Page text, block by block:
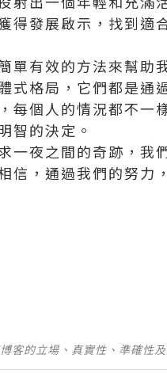
得發展啟示，找到適
單有效的方法來幫助
式格局，它們都是通
每個人的情況都不一
智的決定。
一夜之間的奇跡，我
信，通過我們的努力
客的立場、真實性、準確性